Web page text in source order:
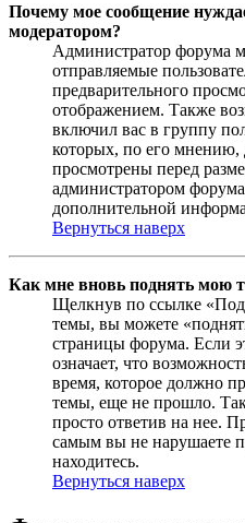
Почему мое сообщение
модератором?
Администратор форума
отправляемые
предварительного
отображением. Также
включил вас в группу
которых, по его мнению,
просмотрены перед
администратором
дополнительной
Вернуться наверх
Как мне вновь поднять мою
Щелкнув по ссылке
темы, вы можете
страницы форума. Если
означает, что
время, которое должно
темы, еще не прошло.
просто ответив на нее.
самым вы не нарушаете
находитесь.
Вернуться наверх